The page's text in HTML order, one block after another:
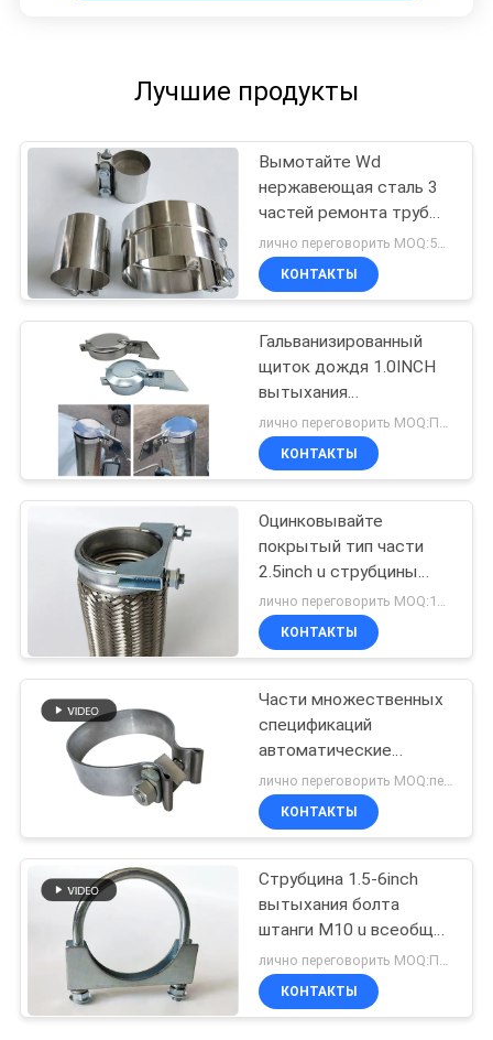
Лучшие продукты
Вымотайте Wd
нержавеющая сталь 3
частей ремонта трубы
струбцины соединения
подола дюйма
автоматическая
КОНТАКТЫ
Гальванизированный
щиток дождя 1.0INCH
вытыхания
газонокосилки плиты -
8.0INCH
КОНТАКТЫ
Оцинковывайте
покрытый тип части
2.5inch u струбцины
вытыхания болта
автоматические
запасные
лично переговорить MOQ:100 ПК или переговоров
КОНТАКТЫ
Части множественных
спецификаций
автоматические
запасные
лично переговорить MOQ:переговоры
КОНТАКТЫ
Струбцина 1.5-6inch
вытыхания болта
штанги M10 u всеобщей
стальной пластины
круглая
КОНТАКТЫ